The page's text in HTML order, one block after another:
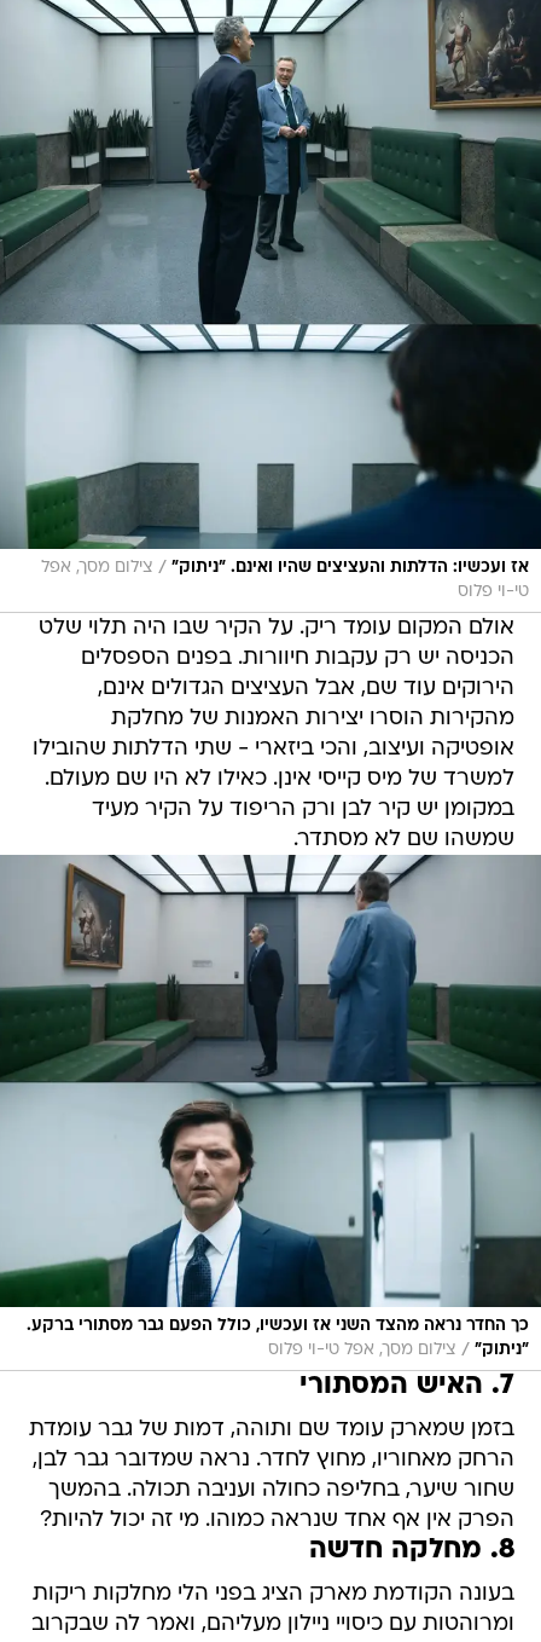
אז ועכשיו: הדלתות והעציצים שהיו ואינם. "ניתוק" / צילום מסך, אפל
טי-וי פלוס
אולם המקום עומד ריק. על הקיר שבו היה תלוי שלט
הכניסה יש רק עקבות חיוורות. בפנים הספסלים
הירוקים עוד שם, אבל העציצים הגדולים אינם,
מהקירות הוסרו יצירות האמנות של מחלקת
אופטיקה ועיצוב, והכי ביזארי - שתי הדלתות שהובילו
למשרד של מיס קייסי אינן. כאילו לא היו שם מעולם.
במקומן יש קיר לבן ורק הריפוד על הקיר מעיד
שמשהו שם לא מסתדר.
כך החדר נראה מהצד השני אז ועכשיו, כולל הפעם גבר מסתורי ברקע.
"ניתוק" / צילום מסך, אפל טי-וי פלוס
7. האיש המסתורי
בזמן שמארק עומד שם ותוהה, דמות של גבר עומדת
הרחק מאחוריו, מחוץ לחדר. נראה שמדובר גבר לבן,
שחור שיער, בחליפה כחולה ועניבה תכולה. בהמשך
הפרק אין אף אחד שנראה כמוהו. מי זה יכול להיות?
8. מחלקה חדשה
בעונה הקודמת מארק הציג בפני הלי מחלקות ריקות
ומרוהטות עם כיסויי ניילון מעליהם, ואמר לה שבקרוב